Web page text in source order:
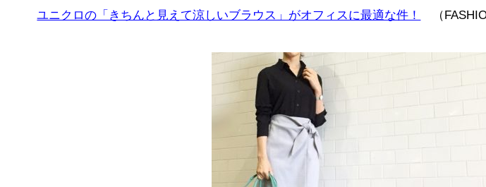
ユニクロの「きちんと見えて涼しいブラウス」がオフィスに最適な件！ （